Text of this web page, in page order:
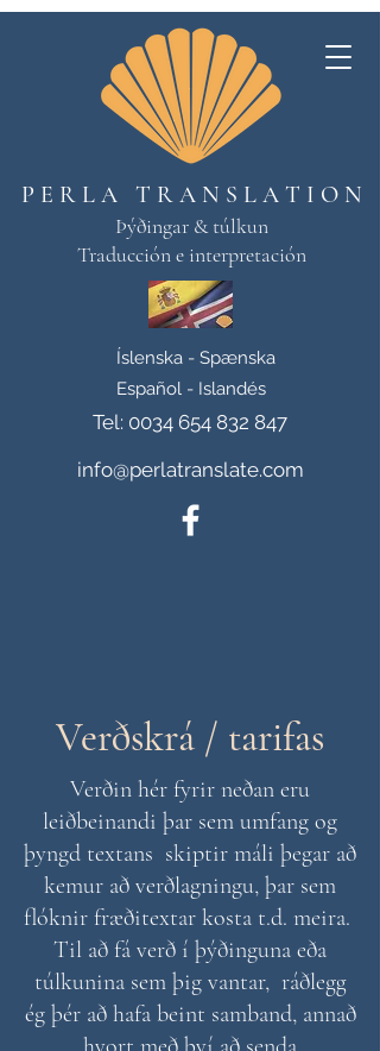
P E R L A T R A N S L A T I O N
Þýðingar & túlkun
Traducción e interpretación
info@perlatranslate.com
Tel: 0034 654 832 847
Íslenska - Spænska
Español - Islandés
Verðskrá / tarifas
Verðin hér fyrir neðan eru
leiðbeinandi þar sem umfang og
þyngd textans skiptir máli þegar að
kemur að verðlagningu, þar sem
flóknir fræðitextar kosta t.d. meira.
Til að fá verð í þýðinguna eða
túlkunina sem þig vantar, ráðlegg
ég þér að hafa beint samband, annað